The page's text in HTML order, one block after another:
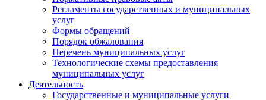
Регламенты государственных и муниципальных
услуг
Формы обращений
Порядок обжалования
Перечень муниципальных услуг
Технологические схемы предоставления
муниципальных услуг
Деятельность
Государственные и муниципальные услуги